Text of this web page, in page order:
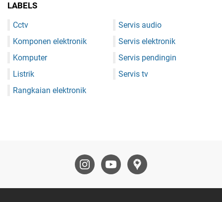
LABELS
Cctv
Komponen elektronik
Komputer
Listrik
Rangkaian elektronik
Servis audio
Servis elektronik
Servis pendingin
Servis tv